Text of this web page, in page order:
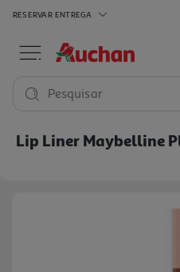
RESERVAR ENTREGA
Pesquisar
Lip Liner Maybelline